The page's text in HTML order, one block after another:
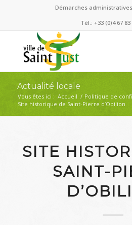
Démarches administratives
Tél.: +33 (0)4 67 83
Actualité locale
Vous êtes ici : Accueil / Politique de
Site historique de Saint-Pierre d’Obilion
SITE
SAINT-